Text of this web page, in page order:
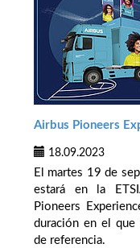
Airbus Pioneers
18.09.2023
El martes 19 de
estará en la
Pioneers
duración en el que
de referencia.